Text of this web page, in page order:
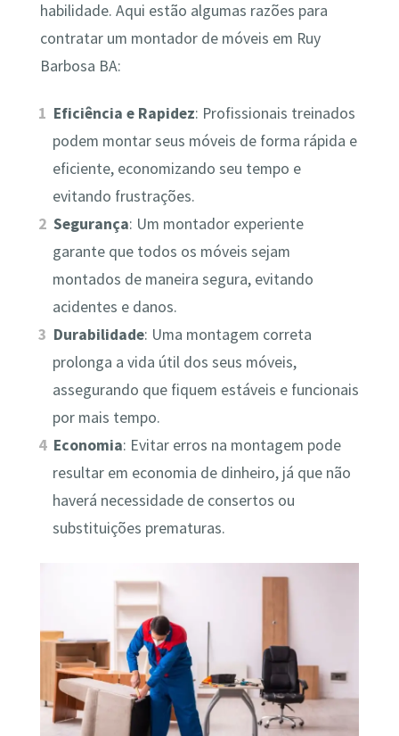
habilidade. Aqui estão algumas razões para
contratar um montador de móveis em Ruy
Barbosa BA:
Eficiência e Rapidez: Profissionais treinados
podem montar seus móveis de forma rápida e
eficiente, economizando seu tempo e
evitando frustrações.
Segurança: Um montador experiente
garante que todos os móveis sejam
montados de maneira segura, evitando
acidentes e danos.
Durabilidade: Uma montagem correta
prolonga a vida útil dos seus móveis,
assegurando que fiquem estáveis e funcionais
por mais tempo.
Economia: Evitar erros na montagem pode
resultar em economia de dinheiro, já que não
haverá necessidade de consertos ou
substituições prematuras.